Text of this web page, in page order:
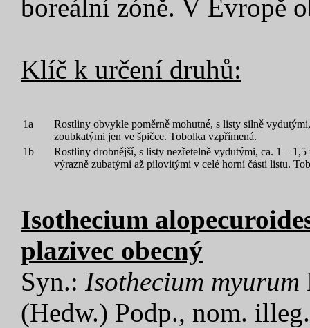
boreální zóně. V Evropě
Klíč k určení druhů:
1a
Rostliny obvykle poměrně mohutné, s listy silně
zoubkatými jen ve špičce. Tobolka vzpřímená.
1b
Rostliny drobnější, s listy nezřetelně vydutými, ca. 1 –
výrazně zubatými až pilovitými v celé horní části listu.
Isothecium
plazivec obecný
Syn.: Isothecium myurum
(Hedw.) Podp., nom.